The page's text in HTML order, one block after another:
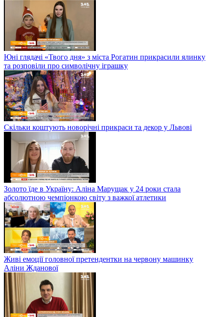
Юні глядачі «Твого дня» з міста Рогатин прикрасили ялинку
та розповіли про символічну іграшку
Скільки коштують новорічні прикраси та декор у Львові
Золото їде в Україну: Аліна Марущак у 24 роки стала
абсолютною чемпіонкою світу з важкої атлетики
Живі емоції головної претендентки на червону машинку
Аліни Жданової